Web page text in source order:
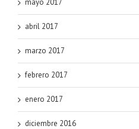
mayo 2017
abril 2017
marzo 2017
febrero 2017
enero 2017
diciembre 2016